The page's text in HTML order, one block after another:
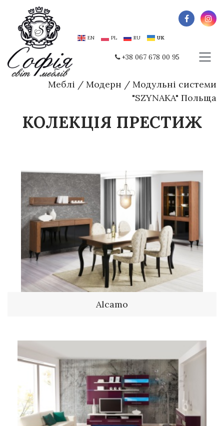
EN PL RU UK
+38 067 678 00 95
Меблі / Модерн / Модульні системи
"SZYNAKA" Польща
КОЛЕКЦІЯ ПРЕСТИЖ
Alcamo